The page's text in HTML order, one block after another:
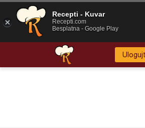
Recepti - Kuvar
Recepti.com
Besplatna - Google Play